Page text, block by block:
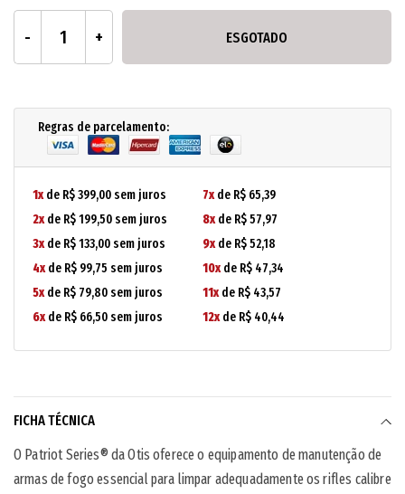
ESGOTADO
Regras de parcelamento:
1xde R$ 399,00 sem juros
2xde R$ 199,50 sem juros
3xde R$ 133,00 sem juros
4xde R$ 99,75 sem juros
5xde R$ 79,80 sem juros
6xde R$ 66,50 sem juros
7xde R$ 65,39
8xde R$ 57,97
9xde R$ 52,18
10xde R$ 47,34
11xde R$ 43,57
12xde R$ 40,44
FICHA TÉCNICA
O Patriot Series® da Otis oferece o equipamento de manutenção de
armas de fogo essencial para limpar adequadamente os rifles calibre